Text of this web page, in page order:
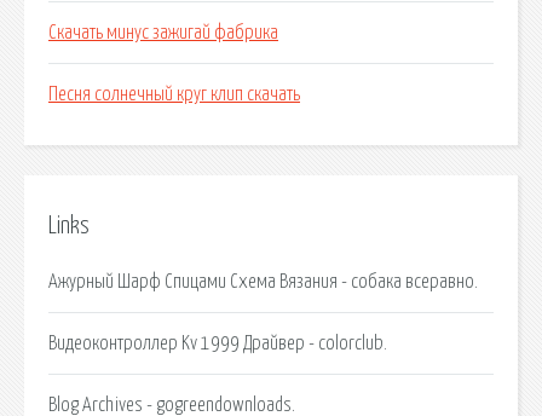
Скачать минус зажигай фабрика
Песня солнечный круг клип скачать
Links
Ажурный Шарф Спицами Схема Вязания - собака всеравно.
Видеоконтроллер Kv 1999 Драйвер - colorclub.
Blog Archives - gogreendownloads.